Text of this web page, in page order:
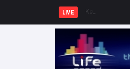
LIVE Κυρ.